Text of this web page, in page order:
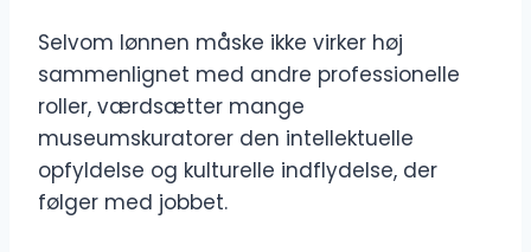
Selvom lønnen måske ikke virker høj
sammenlignet med andre professionelle
roller, værdsætter mange
museumskuratorer den intellektuelle
opfyldelse og kulturelle indflydelse, der
følger med jobbet.